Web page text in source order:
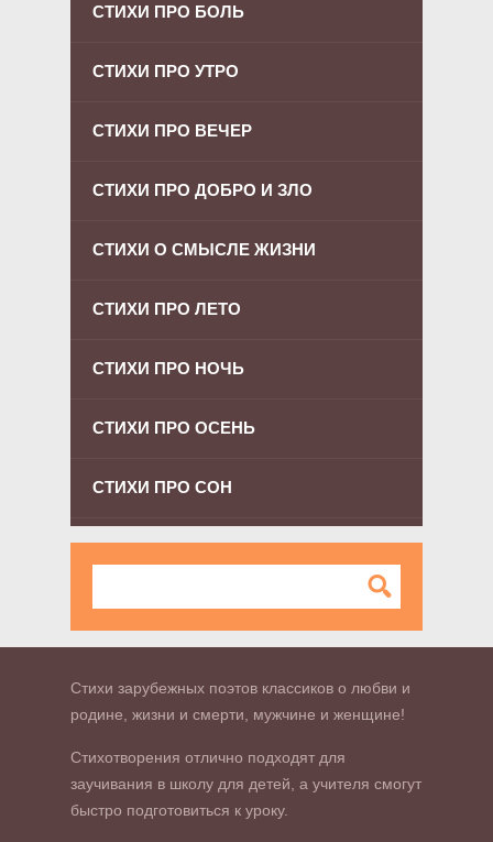
СТИХИ ПРО БОЛЬ
СТИХИ ПРО УТРО
СТИХИ ПРО ВЕЧЕР
СТИХИ ПРО ДОБРО И ЗЛО
СТИХИ О СМЫСЛЕ ЖИЗНИ
СТИХИ ПРО ЛЕТО
СТИХИ ПРО НОЧЬ
СТИХИ ПРО ОСЕНЬ
СТИХИ ПРО СОН
Стихи зарубежных поэтов классиков о любви и
родине, жизни и смерти, мужчине и женщине!
Стихотворения отлично подходят для
заучивания в школу для детей, а учителя смогут
быстро подготовиться к уроку.